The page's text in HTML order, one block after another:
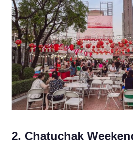
2. Chatuchak